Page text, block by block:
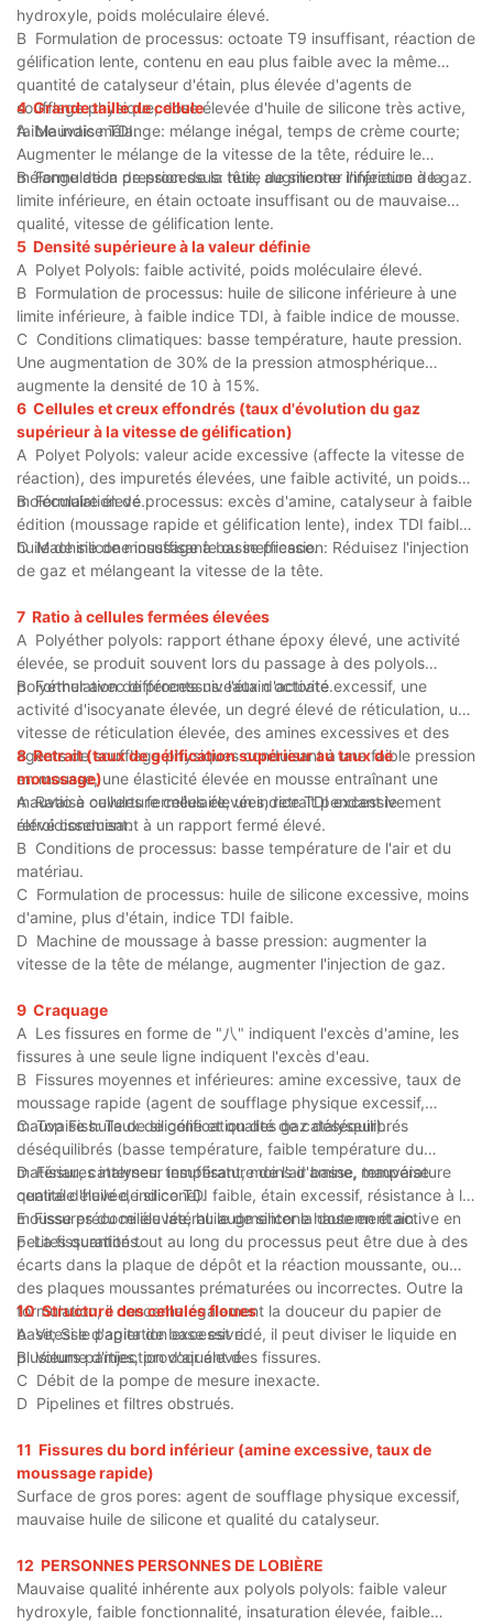
hydroxyle, poids moléculaire élevé.
B Formulation de processus: octoate T9 insuffisant, réaction de
gélification lente, contenu en eau plus faible avec la même
quantité de catalyseur d'étain, plus élevée d'agents de
soufflage physique, dose élevée d'huile de silicone très active,
faible indice TDI.
4Grande taille de cellule
AMauvais mélange: mélange inégal, temps de crème courte;
Augmenter le mélange de la vitesse de la tête, réduire le
mélange de la pression de la tête, augmenter l'injection de gaz.
BFormulation de processus: huile de silicone inférieure à la
limite inférieure, en étain octoate insuffisant ou de mauvaise
qualité, vitesse de gélification lente.
5 Densité supérieure à la valeur définie
A Polyet Polyols: faible activité, poids moléculaire élevé.
B Formulation de processus: huile de silicone inférieure à une
limite inférieure, à faible indice TDI, à faible indice de mousse.
C Conditions climatiques: basse température, haute pression.
Une augmentation de 30% de la pression atmosphérique
augmente la densité de 10 à 15%.
6 Cellules et creux effondrés (taux d'évolution du gaz
supérieur à la vitesse de gélification)
A Polyet Polyols: valeur acide excessive (affecte la vitesse de
réaction), des impuretés élevées, une faible activité, un poids
moléculaire élevé.
BFormulation de processus: excès d'amine, catalyseur à faible
édition (moussage rapide et gélification lente), index TDI faible,
huile de silicone insuffisante ou inefficace.
CMachine de moussage à basse pression: Réduisez l'injection
de gaz et mélangeant la vitesse de la tête.
7 Ratio à cellules fermées élevées
A Polyéther polyols: rapport éthane époxy élevé, une activité
élevée, se produit souvent lors du passage à des polyols
polyéther avec différents niveaux d'activité.
BFormulation de processus: l'étain octoate excessif, une
activité d'isocyanate élevée, un degré élevé de réticulation, une
vitesse de réticulation élevée, des amines excessives et des
agents de soufflage physiques conduisant à une faible pression
en mousse, une élasticité élevée en mousse entraînant une
mauvaise ouverture cellulaire, un indice TDI excessivement
élevé conduisant à un rapport fermé élevé.
8Retrait (taux de gélification supérieur au taux de
moussage)
ARatio à cellules fermées élevées, retrait pendant le
refroidissement.
B Conditions de processus: basse température de l'air et du
matériau.
C Formulation de processus: huile de silicone excessive, moins
d'amine, plus d'étain, indice TDI faible.
D Machine de moussage à basse pression: augmenter la
vitesse de la tête de mélange, augmenter l'injection de gaz.
9 Craquage
A Les fissures en forme de "八" indiquent l'excès d'amine, les
fissures à une seule ligne indiquent l'excès d'eau.
B Fissures moyennes et inférieures: amine excessive, taux de
moussage rapide (agent de soufflage physique excessif,
mauvaise huile de silicone et qualité de catalyseur).
CTop Fiss: Taux de gélification des gaz déséquilibrés
déséquilibrés (basse température, faible température du
matériau, catalyseur insuffisant, moins d'amine, mauvaise
qualité d'huile de silicone).
DFissures internes: température de l'air basse, température
centrale élevée, indice TDI faible, étain excessif, résistance à la
mousse précoce élevée, huile de silicone hautement active en
petites quantités.
EFissures du milieu latéral: augmenter la dose en étain.
FLa fissuration tout au long du processus peut être due à des
écarts dans la plaque de dépôt et la réaction moussante, ou
des plaques moussantes prématurées ou incorrectes. Outre la
formulation, il concerne également la douceur du papier de
base; Si le papier de base est ridé, il peut diviser le liquide en
plusieurs parties, provoquant des fissures.
10Structure des cellules floues
AVitesse d'agitation excessive.
BVolume d'injection d'air élevé.
C Débit de la pompe de mesure inexacte.
D Pipelines et filtres obstrués.
11 Fissures du bord inférieur (amine excessive, taux de
moussage rapide)
Surface de gros pores: agent de soufflage physique excessif,
mauvaise huile de silicone et qualité du catalyseur.
12 PERSONNES PERSONNES DE LOBIÈRE
Mauvaise qualité inhérente aux polyols polyols: faible valeur
hydroxyle, faible fonctionnalité, insaturation élevée, faible